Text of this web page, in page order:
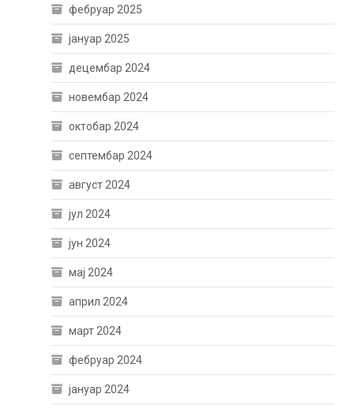
фебруар 2025
јануар 2025
децембар 2024
новембар 2024
октобар 2024
септембар 2024
август 2024
јул 2024
јун 2024
мај 2024
април 2024
март 2024
фебруар 2024
јануар 2024